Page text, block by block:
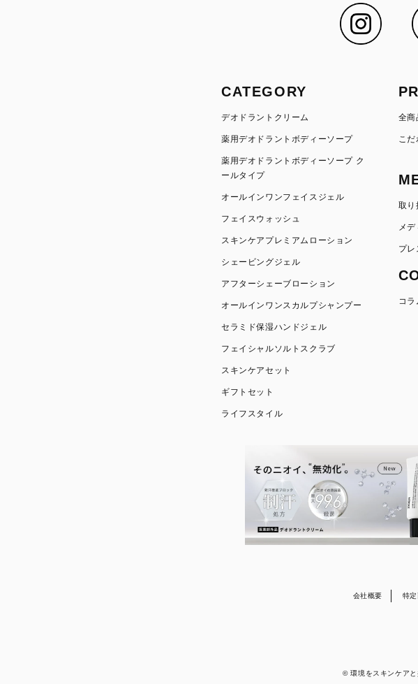
CATEGORY
デオドラントクリーム
薬用デオドラントボディーソープ
薬用デオドラントボディーソープ ク
ールタイプ
オールインワンフェイスジェル
フェイスウォッシュ
スキンケアプレミアムローション
シェービングジェル
アフターシェーブローション
オールインワンスカルプシャンプー
セラミド保湿ハンドジェル
フェイシャルソルトスクラブ
スキンケアセット
ギフトセット
ライフスタイル
全商
こだ
取り
メ
プ
コラ
会社概要 特
© 環境をスキンケア